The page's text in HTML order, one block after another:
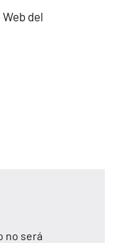
del
no será